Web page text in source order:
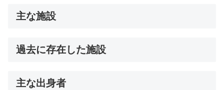
主な施設
過去に存在した施設
主な出身者